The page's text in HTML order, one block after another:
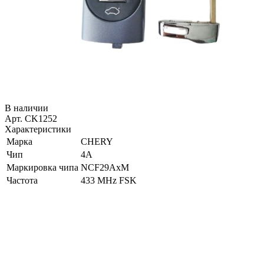
В наличии
Арт. CK1252
Характеристики
Марка
CHERY
Чип
4A
Маркировка чипа NCF29AxM
Частота
433 MHz FSK